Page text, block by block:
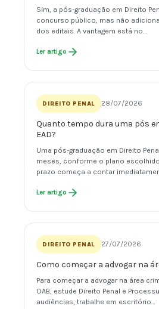
Sim, a pós-graduação em Direito
concurso público, mas não
dos editais. A vantagem está no…
Ler artigo
DIREITO PENAL 28/07/2026
Quanto tempo dura uma pós
EAD?
Uma pós-graduação em Direito
meses, conforme o plano
prazo começa a contar
Ler artigo
DIREITO PENAL 27/07/2026
Como começar a advogar na
Para começar a advogar na área
OAB, estude Direito Penal e
audiências, trabalhe em escritório…